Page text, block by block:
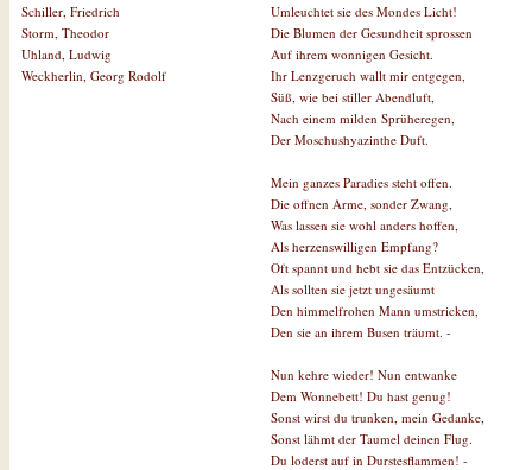
Schiller, Friedrich
Storm, Theodor
Uhland, Ludwig
Weckherlin, Georg Rodolf
Umleuchtet sie des Mondes Licht!
Die Blumen der Gesundheit sprossen
Auf ihrem wonnigen Gesicht.
Ihr Lenzgeruch wallt mir entgegen,
Süß, wie bei stiller Abendluft,
Nach einem milden Sprüheregen,
Der Moschushyazinthe Duft.
Mein ganzes Paradies steht offen.
Die offnen Arme, sonder Zwang,
Was lassen sie wohl anders hoffen,
Als herzenswilligen Empfang?
Oft spannt und hebt sie das Entzücken,
Als sollten sie jetzt ungesäumt
Den himmelfrohen Mann umstricken,
Den sie an ihrem Busen träumt. -
Nun kehre wieder! Nun entwanke
Dem Wonnebett! Du hast genug!
Sonst wirst du trunken, mein Gedanke,
Sonst lähmt der Taumel deinen Flug.
Du loderst auf in Durstesflammen! -